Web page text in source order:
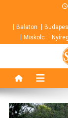
contentBalaton
Miskolc